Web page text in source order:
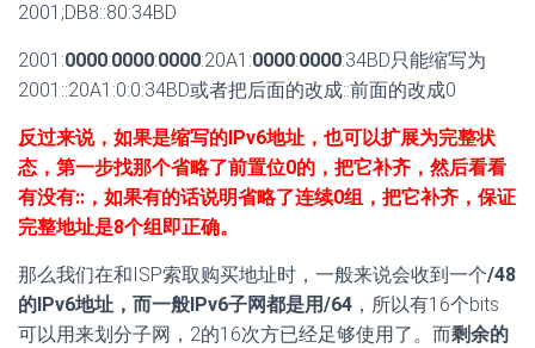
2001;DB8::80:34BD
2001:0000:0000:0000:20A1:0000:0000:34BD只能缩写为
2001::20A1:0:0:34BD或者把后面的改成::前面的改成0
反过来说，如果是缩写的IPv6地址，也可以扩展为完整状
态，第一步找那个省略了前置位0的，把它补齐，然后看看
有没有::，如果有的话说明省略了连续0组，把它补齐，保证
完整地址是8个组即正确。
那么我们在和ISP索取购买地址时，一般来说会收到一个/48
的IPv6地址，而一般IPv6子网都是用/64 ，所以有16个bits
可以用来划分子网，2的16次方已经足够使用了。而剩余的